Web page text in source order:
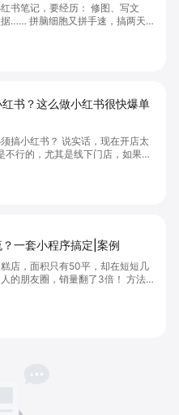
书笔记，要经历： 修图、写文
…… 拼脑细胞又拼手速，搞两天还
？阅读点赞寥寥无几。 现在，我们
动化种草系统，直接把门店顾客
红书， 👇👇👇 0成本写作，0门槛
书？这么做小红书很快爆单
搞小红书？ 说实话，现在开店太
不行的，尤其是线下门店，如果你
那真的就是“闭着眼放弃客流”🚪
一套小程序搞定|案例
店，面积只有50平，却在短短几
的朋友圈，销量翻了3倍！ 方法则
书的种草平台和闭环引流，实现从
美闭环！ 👇